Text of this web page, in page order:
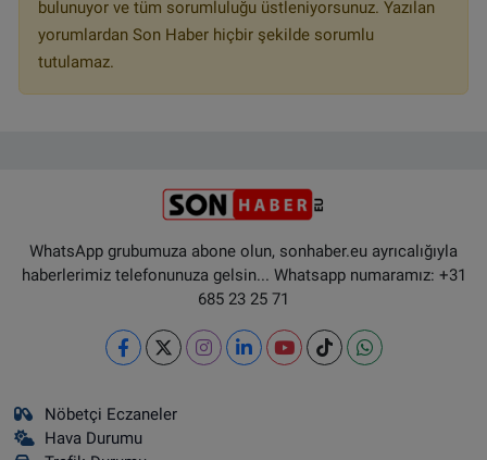
bulunuyor ve tüm sorumluluğu üstleniyorsunuz. Yazılan
yorumlardan Son Haber hiçbir şekilde sorumlu
tutulamaz.
WhatsApp grubumuza abone olun, sonhaber.eu ayrıcalığıyla
haberlerimiz telefonunuza gelsin... Whatsapp numaramız: +31
685 23 25 71
Nöbetçi Eczaneler
Hava Durumu